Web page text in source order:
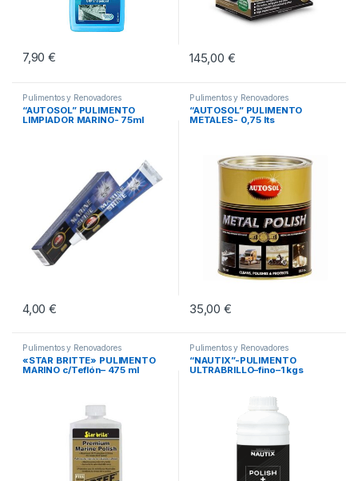
7,90€ 145,00 €
Pulimentos y Renovadores
“AUTOSOL” PULIMENTO
LIMPIADOR MARINO- 75ml
4,00€
Pulimentos y Renovadores
“AUTOSOL” PULIMENTO
METALES- 0,75 lts
35,00€
Pulimentos y Renovadores
«STAR BRITTE» PULIMENTO
MARINO c/Teflón– 475 ml
Pulimentos y Renovadores
“NAUTIX”-PULIMENTO
ULTRABRILLO–fino–1 kgs